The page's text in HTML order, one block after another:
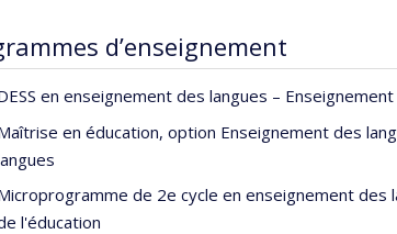
d’enseignement
en enseignement des langues –
en éducation, option Enseignement des
de 2e cycle en enseignement
l'éducation